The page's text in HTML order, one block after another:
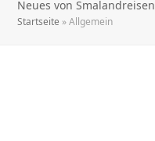
Neues von Smalandreisen
Startseite »Allgemein